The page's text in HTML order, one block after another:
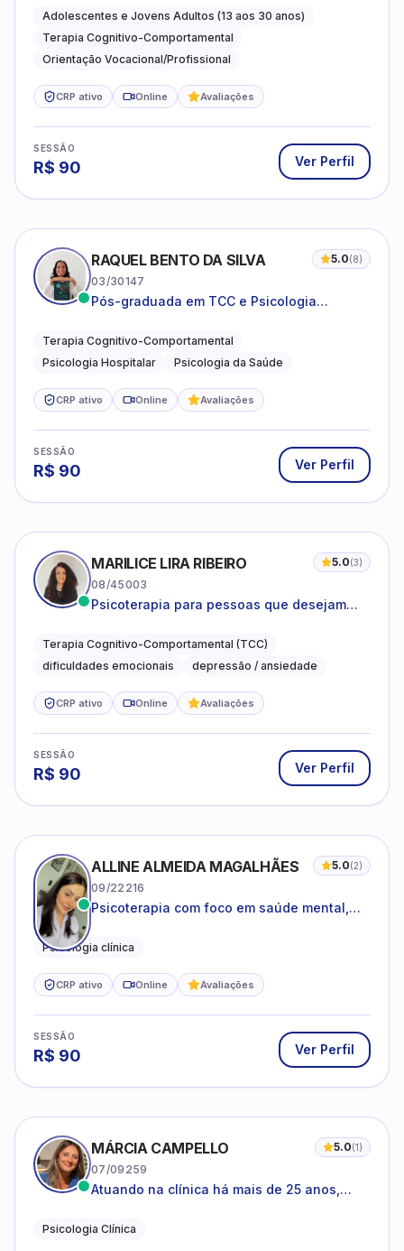
autoestima, relações e orientação
profissional
Adolescentes e Jovens Adultos (13 aos 30 anos)
Terapia Cognitivo-Comportamental
Orientação Vocacional/Profissional
CRP ativo Online Avaliações
SESSÃO
R$ 90 Ver Perfil
RAQUEL BENTO DA SILVA 5.0(8)
03/30147
Pós-graduada em TCC e Psicologia
Terapia Cognitivo-Comportamental
Psicologia Hospitalar
Psicologia da Saúde
CRP ativo Online Avaliações
SESSÃO
R$ 90 Ver Perfil
MARILICE LIRA RIBEIRO 5.0(3)
08/45003
Psicoterapia para pessoas que desejam
dificuldades do dia a dia
Terapia Cognitivo-Comportamental (TCC)
dificuldades emocionais
depressão / ansiedade
CRP ativo Online Avaliações
SESSÃO
R$ 90 Ver Perfil
ALLINE ALMEIDA MAGALHÃES 5.0(2)
09/22216
Psicoterapia com foco em saúde mental,
adolescentes e adultos.
Psicologia clínica
CRP ativo Online Avaliações
SESSÃO
R$ 90 Ver Perfil
MÁRCIA CAMPELLO 5.0(1)
07/09259
Atuando na clínica há mais de 25 anos,
estruturas, com experiência em
Psicologia Clínica